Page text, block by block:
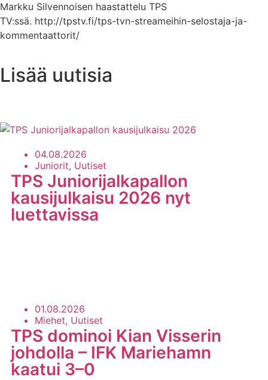
Markku Silvennoisen haastattelu TPS
TV:ssä. http://tpstv.fi/tps-tvn-streameihin-selostaja-ja-
kommentaattorit/
Lisää uutisia
04.08.2026
Juniorit, Uutiset
TPS Juniorijalkapallon
kausijulkaisu 2026 nyt
luettavissa
01.08.2026
Miehet, Uutiset
TPS dominoi Kian Visserin
johdolla – IFK Mariehamn
kaatui 3–0